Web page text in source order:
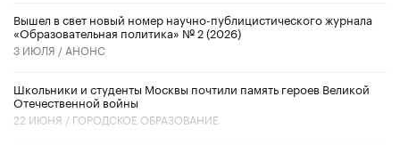
Вышел в свет новый номер научно-публицистического журнала
«Образовательная политика» № 2 (2026)
3 ИЮЛЯ / АНОНС
Школьники и студенты Москвы почтили память героев Великой
Отечественной войны
22 ИЮНЯ / ГОРОДСКОЕ ОБРАЗОВАНИЕ